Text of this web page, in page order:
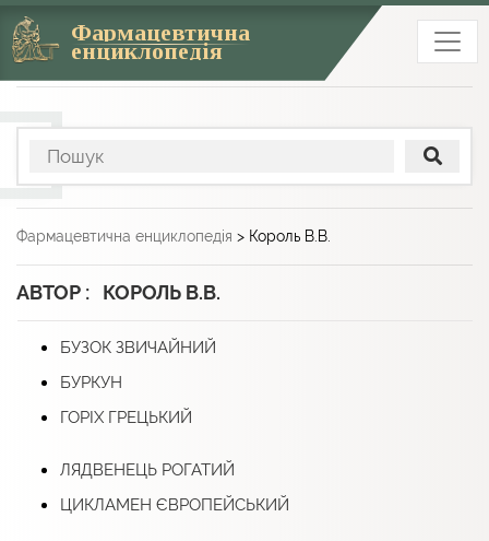
Фармацевтична
енциклопедія
Фармацевтична енциклопедія > Король В.В.
АВТОР : КОРОЛЬ В.В.
БУЗОК ЗВИЧАЙНИЙ
БУРКУН
ГОРІХ ГРЕЦЬКИЙ
ЛЯДВЕНЕЦЬ РОГАТИЙ
ЦИКЛАМЕН ЄВРОПЕЙСЬКИЙ